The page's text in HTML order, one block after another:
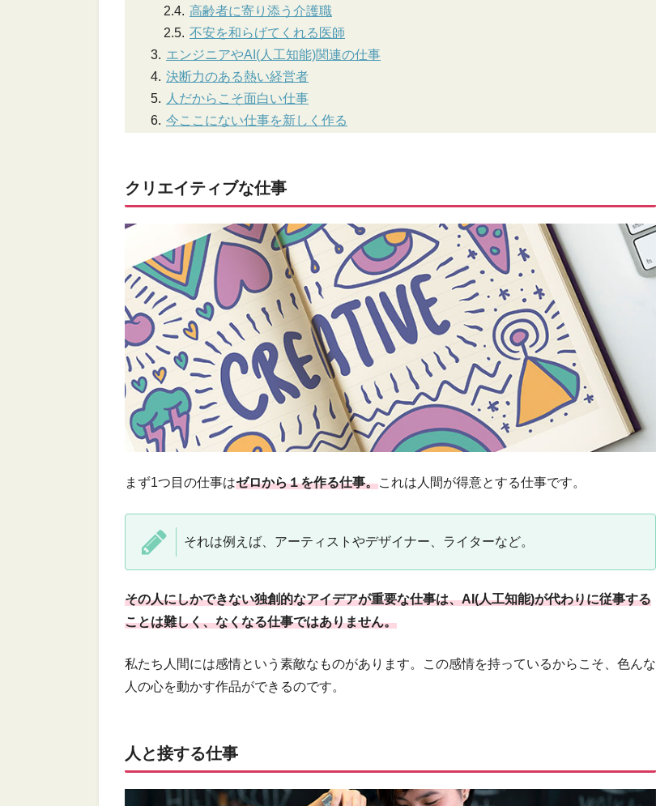
高齢者に寄り添う介護職
不安を和らげてくれる医師
エンジニアやAI(人工知能)関連の仕事
決断力のある熱い経営者
人だからこそ面白い仕事
今ここにない仕事を新しく作る
クリエイティブな仕事
まず1つ目の仕事はゼロから１を作る仕事。これは人間が得意とする仕事です。
それは例えば、アーティストやデザイナー、ライターなど。
その人にしかできない独創的なアイデアが重要な仕事は、AI(人工知能)が代わりに従事する
ことは難しく、なくなる仕事ではありません。
私たち人間には感情という素敵なものがあります。この感情を持っているからこそ、色んな
人の心を動かす作品ができるのです。
人と接する仕事